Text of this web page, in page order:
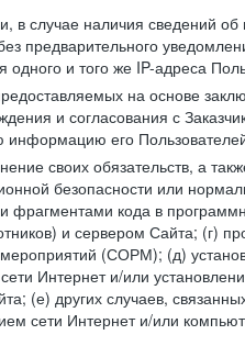
случае наличия сведений об
предварительного
и того же IP-адреса
на основе
и согласования с
информацию его
своих обязательств, а
безопасности или
кода в
и сервером Сайта; (г)
(СОРМ); (д)
Интернет и/или
других случаев,
сети Интернет и/или